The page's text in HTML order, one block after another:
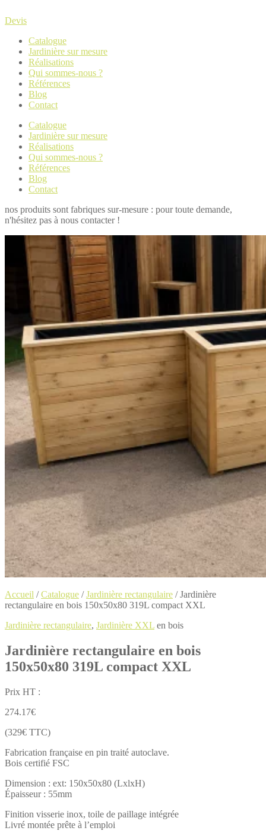
Devis
Catalogue
Jardinière sur mesure
Réalisations
Qui sommes-nous ?
Références
Blog
Contact
Catalogue
Jardinière sur mesure
Réalisations
Qui sommes-nous ?
Références
Blog
Contact
nos produits sont fabriques sur-mesure : pour toute demande,
n'hésitez pas à nous contacter !
Accueil /Catalogue /Jardinière rectangulaire /Jardinière
rectangulaire en bois 150x50x80 319L compact XXL
Jardinière rectangulaire, Jardinière XXL en bois
Jardinière rectangulaire en bois
150x50x80 319L compact XXL
Prix HT :
274.17€
(329€ TTC)
Fabrication française en pin traité autoclave.
Bois certifié FSC
Dimension : ext: 150x50x80 (LxlxH)
Épaisseur : 55mm
Finition visserie inox, toile de paillage intégrée
Livré montée prête à l’emploi